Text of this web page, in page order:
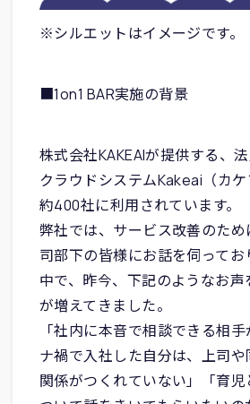
※シルエットはイメージです。
■1on1 BAR実施の背景
株式会社KAKEAIが提供する、
クラウドシステムKakeai（カ
約400社に利用されています。
弊社では、サービス改善のた
司部下の皆様にお話を伺って
中で、昨今、下記のようなお声
が増えてきました。
「社内に本音で相談できる相
ナ禍で入社した自分は、上司
関係がつくれていない」「育